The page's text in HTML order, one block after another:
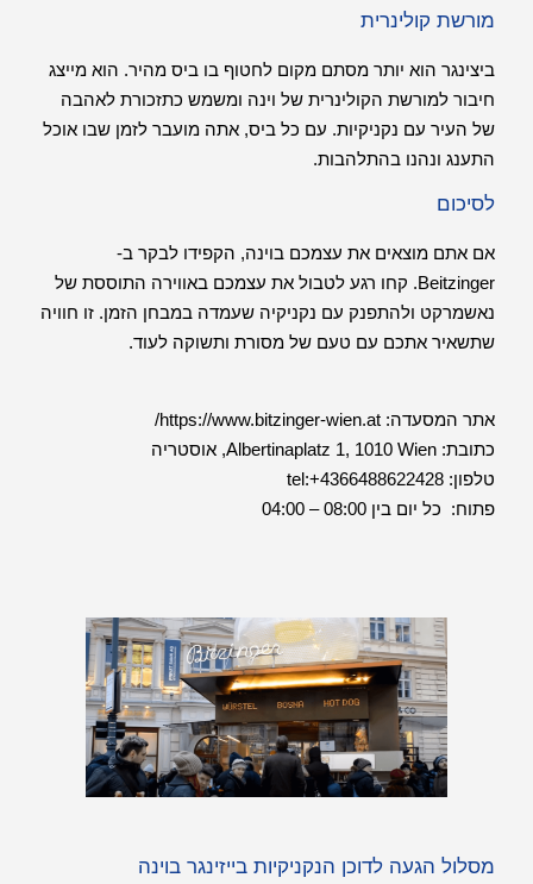
מורשת קולינרית
ביצינגר הוא יותר מסתם מקום לחטוף בו ביס מהיר. הוא מייצג
חיבור למורשת הקולינרית של וינה ומשמש כתזכורת לאהבה
של העיר עם נקניקיות. עם כל ביס, אתה מועבר לזמן שבו אוכל
התענג ונהנו בהתלהבות.
לסיכום
אם אתם מוצאים את עצמכם בוינה, הקפידו לבקר ב-
Beitzinger. קחו רגע לטבול את עצמכם באווירה התוססת של
נאשמרקט ולהתפנק עם נקניקיה שעמדה במבחן הזמן. זו חוויה
שתשאיר אתכם עם טעם של מסורת ותשוקה לעוד.
אתר המסעדה: https://www.bitzinger-wien.at/
כתובת: Albertinaplatz 1, 1010 Wien, אוסטריה
טלפון: tel:+4366488622428
פתוח: כל יום בין 08:00 – 04:00
מסלול הגעה לדוכן הנקניקיות בייזינגר בוינה